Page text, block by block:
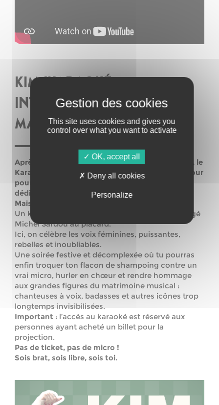
KIM (KARAOKÉ
INTERNATIONAL DU
MATRIMOINE)
Après le succès fulgurant de la première édition, le
Karaoké International du Matrimoine est de retour
pour une nouvelle session enflammée, toujours
dédiée aux autrices de musiques actuelles.
Mais le KIM, c’est quoi au juste ?
Un karaoké comme les autres… sauf qu’on a rangé
Michel Sardou au placard.
Ici, on célèbre les voix féminines, puissantes,
rebelles et inoubliables.
Une soirée festive et décomplexée où tu pourras
enfin troquer ton flacon de shampoing contre un
vrai micro, hurler en chœur et rendre hommage
aux grandes figures du matrimoine musical :
chanteuses à voix, badasses et autres icônes trop
longtemps invisibilisées.
Important : l’accès au karaoké est réservé aux
personnes ayant acheté un billet pour la
projection.
Pas de ticket, pas de micro !
Sois brat, sois libre, sois toi.
This site uses cookies and gives you
control over what you want to activate
OK, accept all
Deny all cookies
Personalize